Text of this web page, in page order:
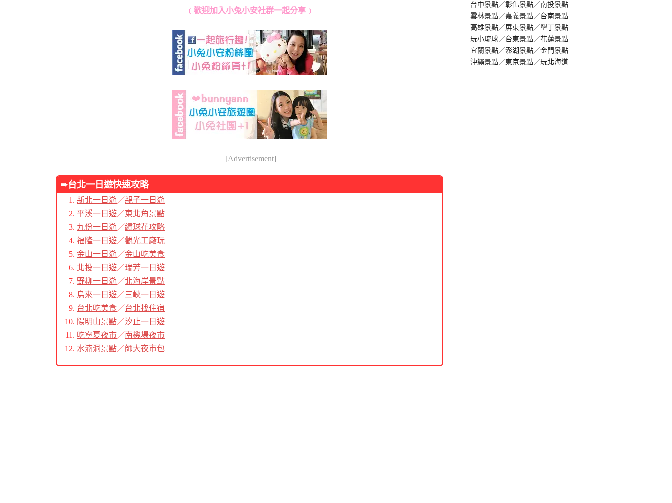
﹝歡迎加入小兔小安社群一起分享﹞
[Advertisement]
➨台北一日遊快速攻略
新北一日遊／親子一日遊
平溪一日遊／東北角景點
九份一日遊／繡球花攻略
福隆一日遊／觀光工廠玩
金山一日遊／金山吃美食
北投一日遊／瑞芳一日遊
野柳一日遊／北海岸景點
烏來一日遊／三峽一日遊
台北吃美食／台北找住宿
陽明山景點／汐止一日遊
吃寧夏夜市／南機場夜市
水湳洞景點／師大夜市包
台中景點／彰化景點／南投景點
雲林景點／嘉義景點／台南景點
高雄景點／屏東景點／墾丁景點
玩小琉球／台東景點／花蓮景點
宜蘭景點／澎湖景點／金門景點
沖繩景點／東京景點／玩北海道